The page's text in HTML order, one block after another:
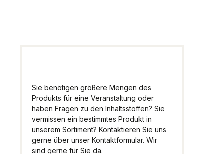
Sie benötigen größere Mengen des
Produkts für eine Veranstaltung oder
haben Fragen zu den Inhaltsstoffen? Sie
vermissen ein bestimmtes Produkt in
unserem Sortiment? Kontaktieren Sie uns
gerne über unser Kontaktformular. Wir
sind gerne für Sie da.